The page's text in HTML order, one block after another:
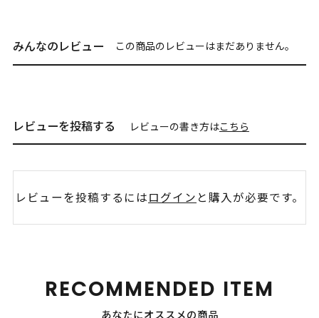
みんなのレビュー この商品のレビューはまだありません。
レビューを投稿する レビューの書き方はこちら
レビューを投稿するにはログイン と購入が必要です。
RECOMMENDED ITEM
あなたにオススメの商品